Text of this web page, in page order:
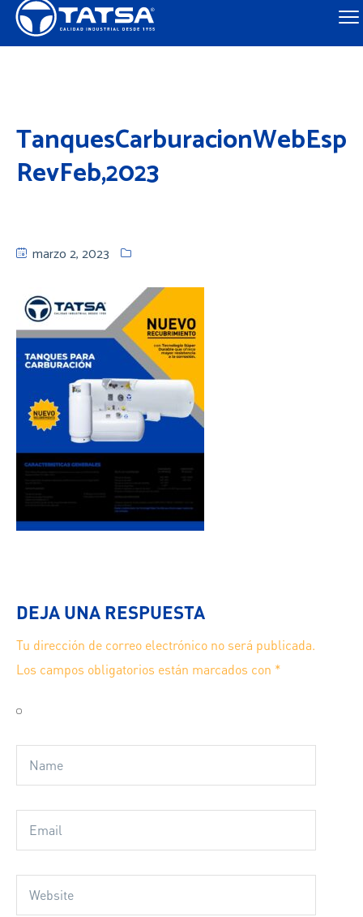
TanquesCarburacionWebEsp
RevFeb,2023
marzo 2, 2023
DEJA UNA RESPUESTA
Tu dirección de correo electrónico no será publicada.
Los campos obligatorios están marcados con *